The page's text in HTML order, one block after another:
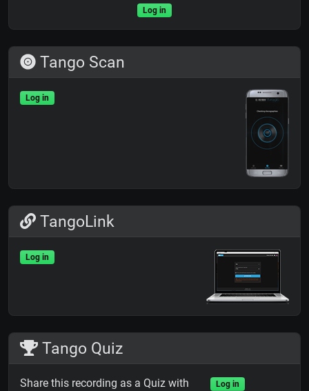
Log in
Tango Scan
Log in
TangoLink
Log in
Tango Quiz
Share this recording as a Quiz with
Log in